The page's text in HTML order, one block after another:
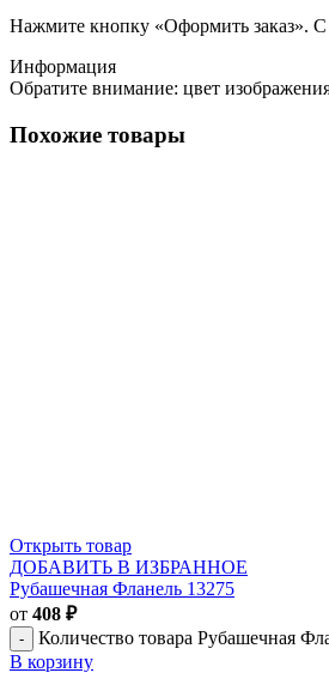
Нажмите кнопку «Оформить заказ».
Информация
Обратите внимание: цвет
Похожие товары
Открыть товар
ДОБАВИТЬ В ИЗБРАННОЕ
Рубашечная Фланель 13275
от 408 ₽
Количество товара Рубашечная
В корзину